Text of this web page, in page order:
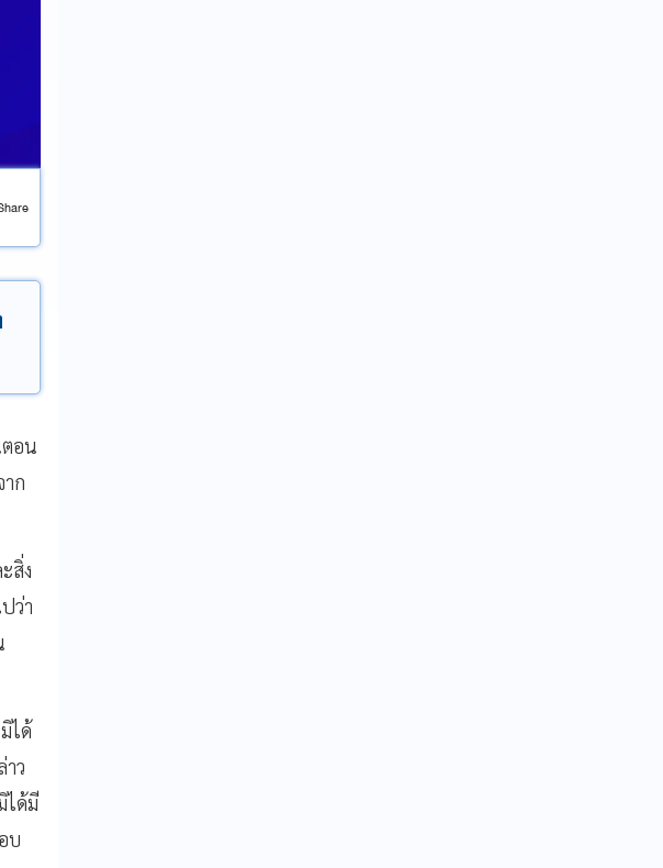
อน
ก
สิ่ง
ว่า
ได้
ว
ได้มี
บ